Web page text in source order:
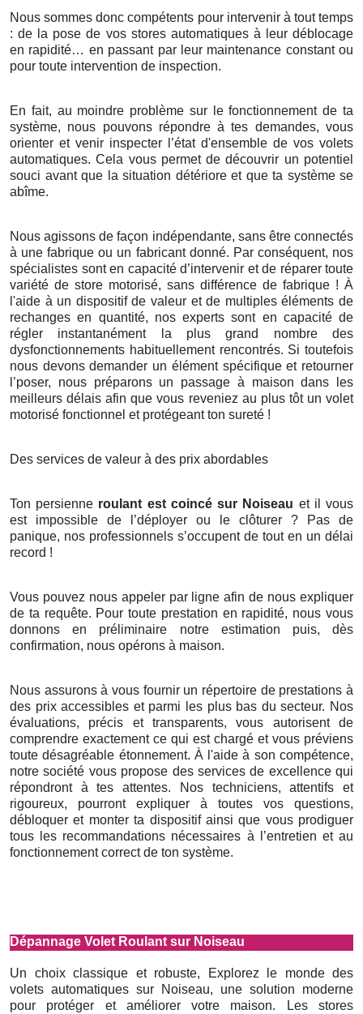
Nous sommes donc compétents pour intervenir à tout temps
: de la pose de vos stores automatiques à leur déblocage
en rapidité… en passant par leur maintenance constant ou
pour toute intervention de inspection.
En fait, au moindre problème sur le fonctionnement de ta
système, nous pouvons répondre à tes demandes, vous
orienter et venir inspecter l’état d'ensemble de vos volets
automatiques. Cela vous permet de découvrir un potentiel
souci avant que la situation détériore et que ta système se
abîme.
Nous agissons de façon indépendante, sans être connectés
à une fabrique ou un fabricant donné. Par conséquent, nos
spécialistes sont en capacité d’intervenir et de réparer toute
variété de store motorisé, sans différence de fabrique ! À
l'aide à un dispositif de valeur et de multiples éléments de
rechanges en quantité, nos experts sont en capacité de
régler instantanément la plus grand nombre des
dysfonctionnements habituellement rencontrés. Si toutefois
nous devons demander un élément spécifique et retourner
l’poser, nous préparons un passage à maison dans les
meilleurs délais afin que vous reveniez au plus tôt un volet
motorisé fonctionnel et protégeant ton sureté !
Des services de valeur à des prix abordables
Ton persienne roulant est coincé sur Noiseau et il vous
est impossible de l’déployer ou le clôturer ? Pas de
panique, nos professionnels s’occupent de tout en un délai
record !
Vous pouvez nous appeler par ligne afin de nous expliquer
de ta requête. Pour toute prestation en rapidité, nous vous
donnons en préliminaire notre estimation puis, dès
confirmation, nous opérons à maison.
Nous assurons à vous fournir un répertoire de prestations à
des prix accessibles et parmi les plus bas du secteur. Nos
évaluations, précis et transparents, vous autorisent de
comprendre exactement ce qui est chargé et vous préviens
toute désagréable étonnement. À l'aide à son compétence,
notre société vous propose des services de excellence qui
répondront à tes attentes. Nos techniciens, attentifs et
rigoureux, pourront expliquer à toutes vos questions,
débloquer et monter ta dispositif ainsi que vous prodiguer
tous les recommandations nécessaires à l’entretien et au
fonctionnement correct de ton système.
Dépannage Volet Roulant sur Noiseau
Un choix classique et robuste, Explorez le monde des
volets automatiques sur Noiseau, une solution moderne
pour protéger et améliorer votre maison. Les stores